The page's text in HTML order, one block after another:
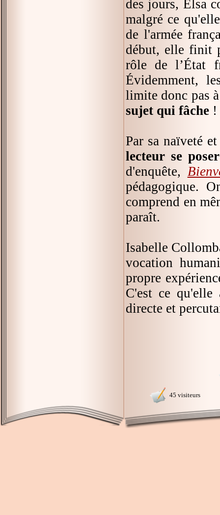
des jours, Elsa
malgré ce
de l'armée
début, elle finit
rôle de l’État
Évidemment,
limite donc pas
sujet qui fâche !
Par sa naïveté
lecteur se
d'enquête,
pédagogique.
comprend en
paraît.
Isabelle
vocation
propre
C'est ce
directe et
45 visiteurs